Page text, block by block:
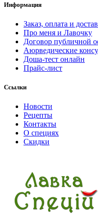
Информация
Заказ, оплата и
Про меня и Лавочку
Договор публичной
Аюрведические
Доша-тест онлайн
Прайс-лист
Ссылки
Новости
Рецепты
Контакты
О специях
Скидки